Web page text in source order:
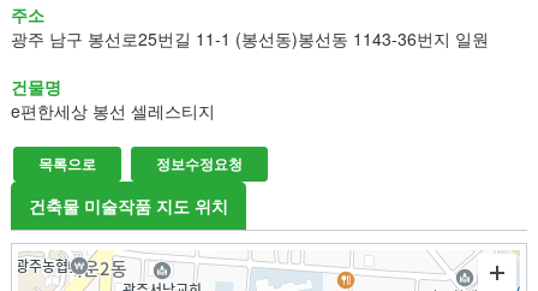
주소
광주 남구 봉선로25번길 11-1 (봉선동)봉선동 1143-36번지 일원
건물명
e편한세상 봉선 셀레스티지
목록으로 정보수정요청
건축물 미술작품 지도 위치